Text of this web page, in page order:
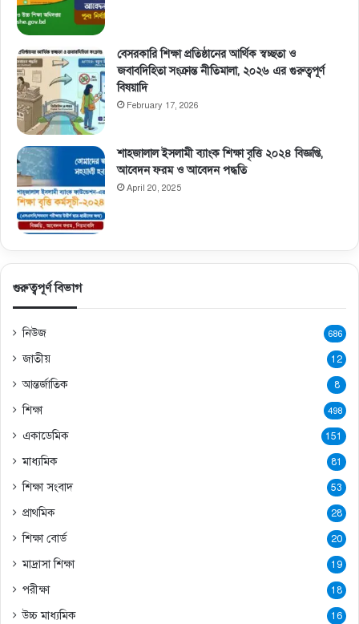
বেসরকারি শিক্ষা প্রতিষ্ঠানের আর্থিক স্বচ্ছতা ও
জবাবদিহিতা সংক্রান্ত নীতিমালা, ২০২৬ এর গুরুত্বপূর্ণ
বিষয়াদি
February 17, 2026
শাহজালাল ইসলামী ব্যাংক শিক্ষা বৃত্তি ২০২৪ বিজ্ঞপ্তি,
আবেদন ফরম ও আবেদন পদ্ধতি
April 20, 2025
গুরুত্বপূর্ণ বিভাগ
নিউজ 686
জাতীয় 12
আন্তর্জাতিক 8
শিক্ষা 498
একাডেমিক 151
মাধ্যমিক 81
শিক্ষা সংবাদ 53
প্রাথমিক 28
শিক্ষা বোর্ড 20
মাদ্রাসা শিক্ষা 19
পরীক্ষা 18
উচ্চ মাধ্যমিক 16